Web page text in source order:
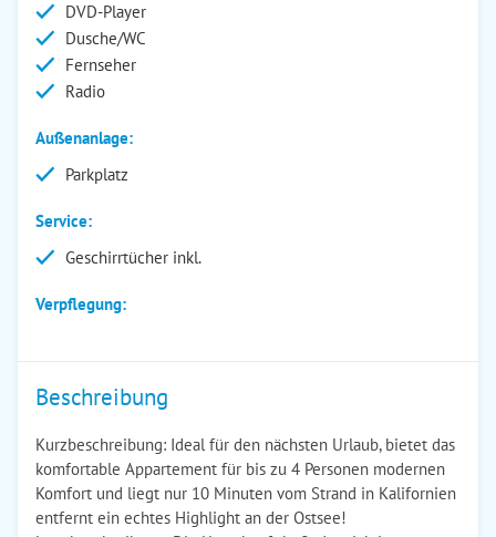
DVD-Player
Dusche/WC
Fernseher
Radio
Außenanlage:
Parkplatz
Service:
Geschirrtücher inkl.
Verpflegung:
Beschreibung
Kurzbeschreibung: Ideal für den nächsten Urlaub, bietet das
komfortable Appartement für bis zu 4 Personen modernen
Komfort und liegt nur 10 Minuten vom Strand in Kalifornien
entfernt ein echtes Highlight an der Ostsee!